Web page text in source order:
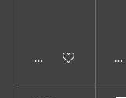
In den Warenkorb
In